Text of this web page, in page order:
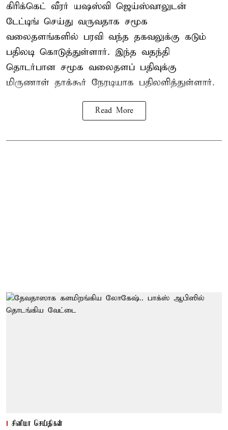
கிரிக்கெட் வீரர் யஷஸ்வி ஜெய்ஸ்வாலுடன்
டேட்டிங் செய்து வருவதாக சமூக
வலைதளங்களில் பரவி வந்த தகவலுக்கு கடும்
பதிலடி கொடுத்துள்ளார். இந்த வதந்தி
தொடர்பான சமூக வலைதளப் பதிவுக்கு
மிருணாள் தாக்கூர் நேரடியாக பதிலளித்துள்ளார்.
Read More
சினிமா செய்திகள்